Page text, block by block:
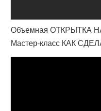
Объемная ОТКРЫТКА
Мастер-класс КАК